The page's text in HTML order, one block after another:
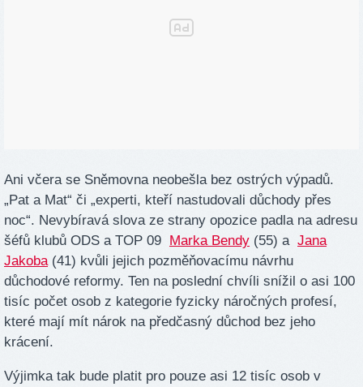
Ani včera se Sněmovna neobešla bez ostrých výpadů.
„Pat a Mat“ či „experti, kteří nastudovali důchody přes
noc“. Nevybíravá slova ze strany opozice padla na adresu
šéfů klubů ODS a TOP 09
Marka Bendy (55) a Jana
Jakoba(41) kvůli jejich pozměňovacímu návrhu
důchodové reformy. Ten na poslední chvíli snížil o asi 100
tisíc počet osob z kategorie fyzicky náročných profesí,
které mají mít nárok na předčasný důchod bez jeho
krácení.
Výjimka tak bude platit pro pouze asi 12 tisíc osob v